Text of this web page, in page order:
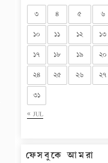
« JUL
৩
৪ ৫ ৬
১০
১১ ১২ ১৩
১৭
১৮ ১৯ ২০
২৪
২৫ ২৬ ২৭
৩১
ফেসবুকে আমরা